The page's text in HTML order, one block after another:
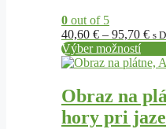
0 out of 5
40,60 € – 95,70 € s
Výber možností
si
môžete
vybrať
na
stránke
produktu.
Obraz na
hory pri
Tento
má
viacero
variantov.